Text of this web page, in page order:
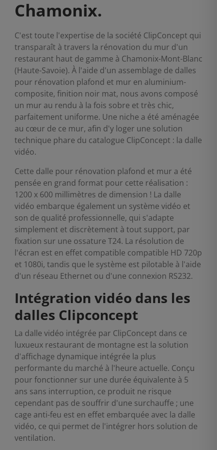
Chamonix.
C'est toute l'expertise de la société ClipConcept qui
transparaît à travers la rénovation du mur d'un
restaurant haut de gamme à Chamonix-Mont-Blanc
(Haute-Savoie). À l'aide d'un assemblage de dalles
pour rénovation plafond et mur en aluminium-
composite, finition noir mat, nous avons composé
un mur au rendu à la fois sobre et très chic,
parfaitement uniforme. Une niche a été aménagée
au cœur de ce mur, afin d'y loger une solution
technique phare du catalogue ClipConcept : la dalle
vidéo.
Cette dalle pour rénovation plafond et mur a été
pensée en grand format pour cette réalisation :
1200 x 600 millimètres de dimension ! La dalle
vidéo embarque également un système vidéo et
son de qualité professionnelle, qui s'adapte
simplement et discrètement à tout support, par
fixation sur une ossature T24. La résolution de
l'écran est en effet compatible compatible HD 720p
et 1080i, tandis que le système est pilotable à l'aide
d'un réseau Ethernet ou d'une connexion RS232.
Intégration vidéo dans les
dalles Clipconcept
La dalle vidéo intégrée par ClipConcept dans ce
luxueux restaurant de montagne est la solution
d'affichage dynamique intégrée la plus
performante du marché à l'heure actuelle. Conçu
pour fonctionner sur une durée équivalente à 5
ans sans interruption, ce produit ne risque
cependant pas de souffrir d'une surchauffe ; une
cage anti-feu est en effet embarquée avec la dalle
vidéo, ce qui permet de l'intégrer hors solution de
ventilation.